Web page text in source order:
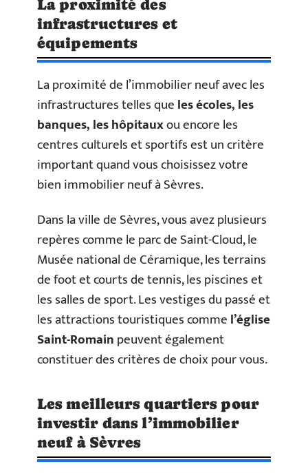
La proximité des
infrastructures et
équipements
La proximité de l’immobilier neuf avec les
infrastructures telles queles écoles, les
banques, les hôpitauxou encore les
centres culturels et sportifs est un critère
important quand vous choisissez votre
bien immobilier neuf à Sèvres.
Dans la ville de Sèvres, vous avez plusieurs
repères comme le parc de Saint-Cloud, le
Musée national de Céramique, les terrains
de foot et courts de tennis, les piscines et
les salles de sport. Les vestiges du passé et
les attractions touristiques commel’église
Saint-Romainpeuvent également
constituer des critères de choix pour vous.
Les meilleurs quartiers pour
investir dans l’immobilier
neuf à Sèvres